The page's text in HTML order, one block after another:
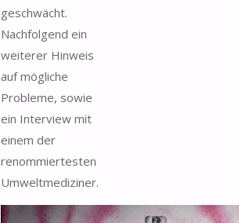
geschwächt.
Nachfolgend ein
weiterer Hinweis
auf mögliche
Probleme, sowie
ein Interview mit
einem der
renommiertesten
Umweltmediziner.